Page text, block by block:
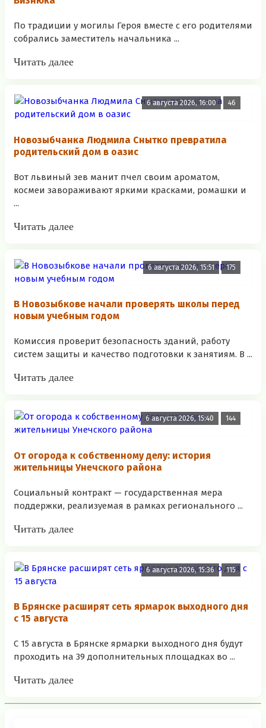
По традиции у могилы Героя вместе с его родителями
собрались заместитель начальника ...
Читать далее
6 августа 2026, 16:00 46
Новозыбчанка Людмила Снытко превратила
родительский дом в оазис
Вот львиный зев манит пчел своим ароматом,
космеи завораживают яркими красками, ромашки и
...
Читать далее
6 августа 2026, 15:51 175
В Новозыбкове начали проверять школы перед
новым учебным годом
Комиссия проверит безопасность зданий, работу
систем защиты и качество подготовки к занятиям. В ...
Читать далее
6 августа 2026, 15:40 144
От огорода к собственному делу: история
жительницы Унечского района
Социальный контракт — государственная мера
поддержки, реализуемая в рамках регионального ...
Читать далее
6 августа 2026, 15:36 115
В Брянске расширят сеть ярмарок выходного дня
с 15 августа
С 15 августа в Брянске ярмарки выходного дня будут
проходить на 39 дополнительных площадках во ...
Читать далее